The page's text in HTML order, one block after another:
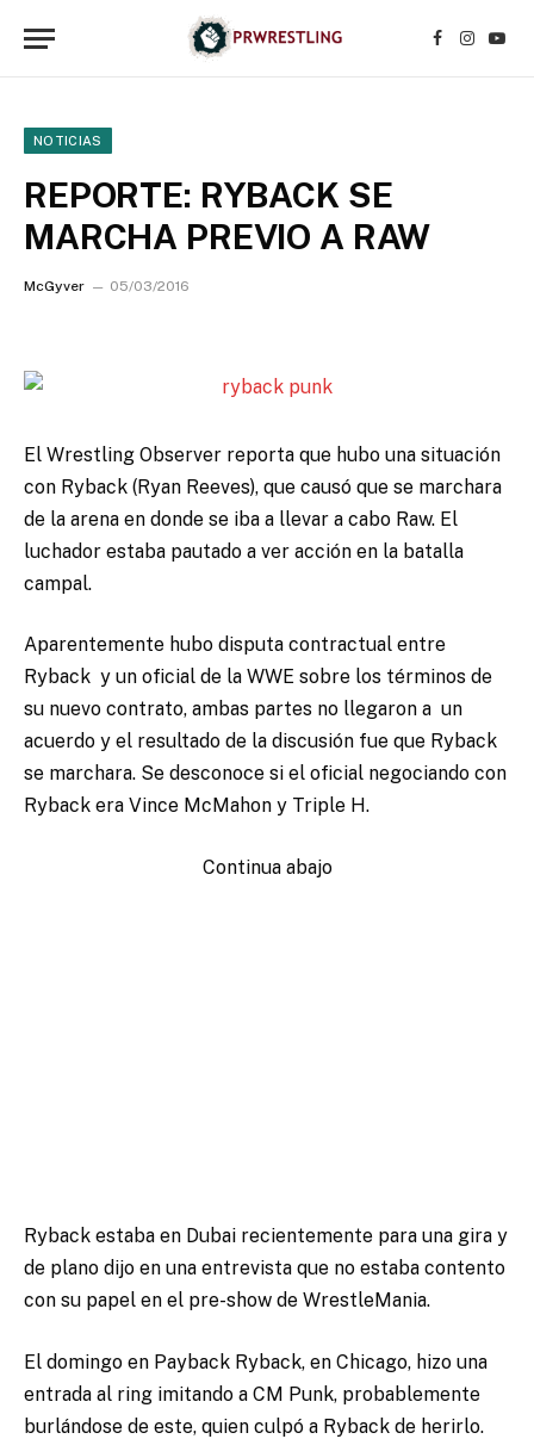
Facebook
NOTICIAS
REPORTE: RYBACK SE
MARCHA PREVIO A RAW
McGyver 05/03/2016
El Wrestling Observer reporta que hubo una situación
con Ryback (Ryan Reeves), que causó que se marchara
de la arena en donde se iba a llevar a cabo Raw. El
luchador estaba pautado a ver acción en la batalla
campal.
Aparentemente hubo disputa contractual entre
Ryback y un oficial de la WWE sobre los términos de
su nuevo contrato, ambas partes no llegaron a un
acuerdo y el resultado de la discusión fue que Ryback
se marchara. Se desconoce si el oficial negociando con
Ryback era Vince McMahon y Triple H.
Continua abajo
Ryback estaba en Dubai recientemente para una gira y
de plano dijo en una entrevista que no estaba contento
con su papel en el pre-show de WrestleMania.
El domingo en Payback Ryback, en Chicago, hizo una
entrada al ring imitando a CM Punk, probablemente
burlándose de este, quien culpó a Ryback de herirlo.